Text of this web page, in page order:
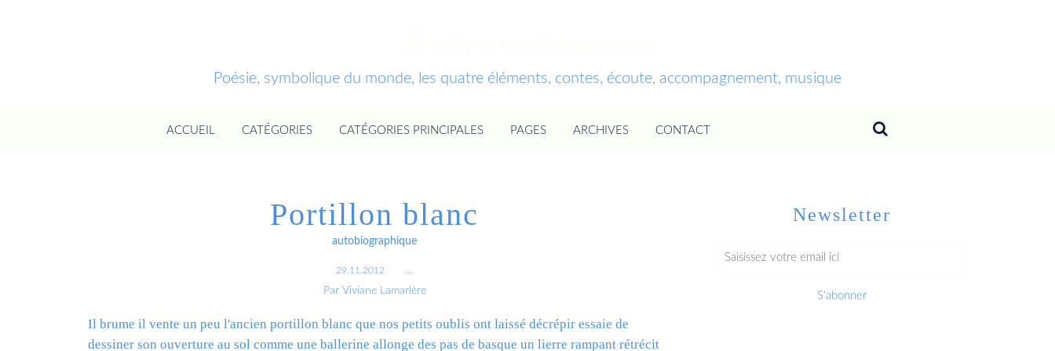
Poésie, symbolique du monde, les quatre éléments, contes, écoute, accompagnement, musique
ACCUEIL CATÉGORIES CATÉGORIES PRINCIPALES PAGES ARCHIVES CONTACT
Portillon blanc
autobiographique
29.11.2012
Par Viviane Lamarlère
Il brume il vente un peu l'ancien portillon blanc que nos petits oublis ont laissé décrépir essaie de
dessiner son ouverture au sol comme une ballerine allonge des pas de basque un lierre rampant rétrécit
Newsletter